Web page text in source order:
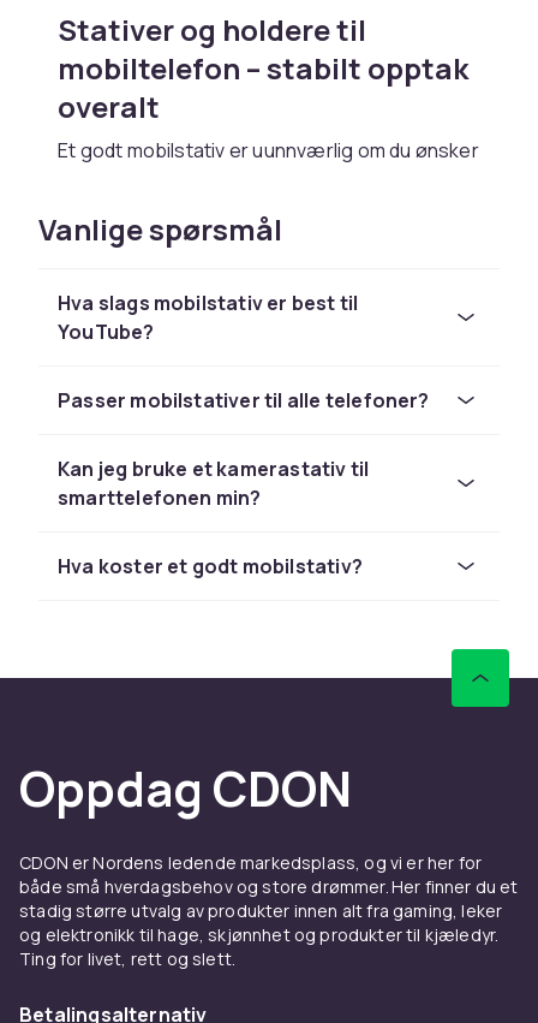
Stativer og holdere til
mobiltelefon – stabilt opptak
overalt
Et godt mobilstativ er uunnværlig om du ønsker
sosiale medier eller ta stabiliserte selfies,
Mobilstativer finnes i mange størrelser og
design – fra kompakte bordstativer til høye
kan festes nesten overalt. Mange modeller
Velg riktig stativ til ditt
Til reiser og utendørs fotografering anbefaler
Til innholdsskapere er et fleksibelt stativ med
lys og stabilt opptak på en gang – perfekt til
makeup-tutorials, unboxings og vlogs i 2026.
kameralinser og beskyttelse? Utforsk hele
sortimentet av mobilkameratilbehørhos
CDON.
Populære stativmodeller og
merker
Vanlige spørsmål
Hva slags mobilstativ er best til
YouTube?
Passer mobilstativer til alle telefoner?
Kan jeg bruke et kamerastativ til
smarttelefonen min?
Hva koster et godt mobilstativ?
Oppdag CDON
CDON er Nordens ledende markedsplass, og vi er her for
både små hverdagsbehov og store drømmer. Her finner du et
stadig større utvalg av produkter innen alt fra gaming, leker
og elektronikk til hage, skjønnhet og produkter til kjæledyr.
Ting for livet, rett og slett.
Betalingsalternativ